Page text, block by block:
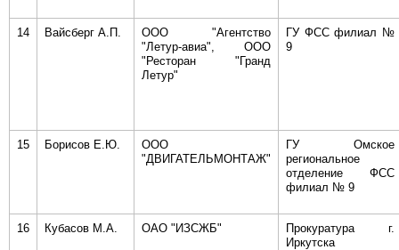
14 Вайсберг А.П.
ООО "Агентство
"Летур-авиа", ООО
"Ресторан "Гранд
Летур"
ГУ ФСС филиал №
9
15 Борисов Е.Ю.
ООО
"ДВИГАТЕЛЬМОНТАЖ"
ГУ Омское
региональное
отделение ФСС
филиал № 9
16 Кубасов М.А. ОАО "ИЗСЖБ"
Прокуратура г.
Иркутска